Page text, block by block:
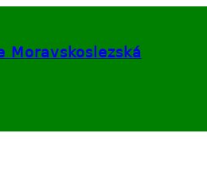
Moravskoslezská